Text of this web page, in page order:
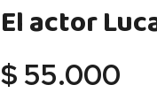
El actor
$ 55.000